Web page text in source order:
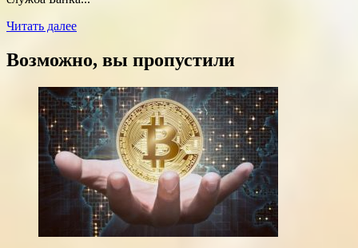
Читать далееПрочитать
Курсы
и
евро,
установленные
ЦБ
РФ
на
среду,
22
июля
2026
года
Возможно, вы пропустили